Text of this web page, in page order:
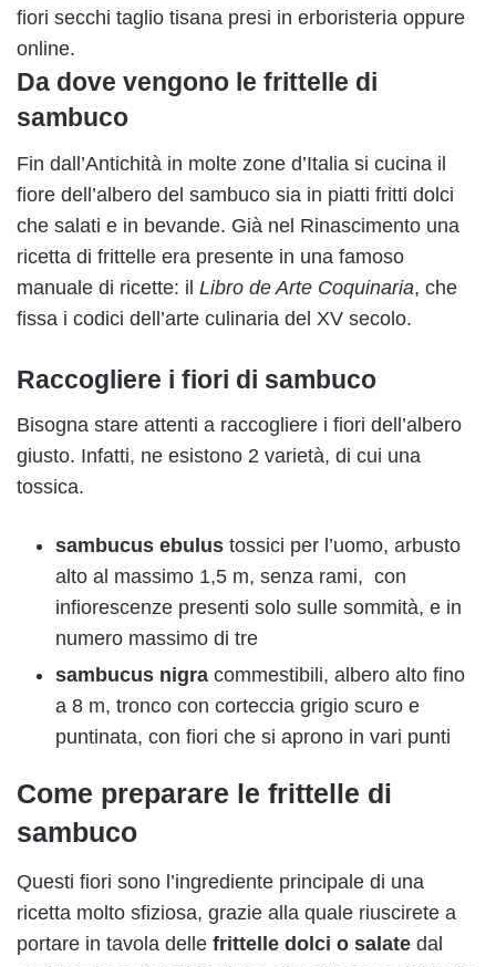
fiori secchi taglio tisana presi in erboristeria oppure
online.
Da dove vengono le frittelle di
sambuco
Fin dall’Antichità in molte zone d’Italia si cucina il
fiore dell’albero del sambuco sia in piatti fritti dolci
che salati e in bevande. Già nel Rinascimento una
ricetta di frittelle era presente in una famoso
manuale di ricette: il Libro de Arte Coquinaria, che
fissa i codici dell’arte culinaria del XV secolo.
Raccogliere i fiori di sambuco
Bisogna stare attenti a raccogliere i fiori dell’albero
giusto. Infatti, ne esistono 2 varietà, di cui una
tossica.
sambucus ebulus tossici per l’uomo, arbusto
alto al massimo 1,5 m, senza rami, con
infiorescenze presenti solo sulle sommità, e in
numero massimo di tre
sambucus nigra commestibili, albero alto fino
a 8 m, tronco con corteccia grigio scuro e
puntinata, con fiori che si aprono in vari punti
Come preparare le frittelle di
sambuco
Questi fiori sono l’ingrediente principale di una
ricetta molto sfiziosa, grazie alla quale riuscirete a
portare in tavola delle frittelle dolci o salate dal